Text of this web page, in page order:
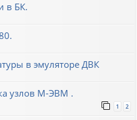
в БК.
в эмуляторе ДВК
узлов М-ЭВМ .
1 2